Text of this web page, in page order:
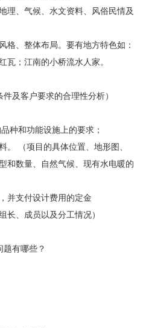
理、气候、水文资料、风俗民情及
、整体布局。要有地方特色如：
瓦；江南的小桥流水人家。
及客户要求的合理性分析）
种和功能设施上的要求；
（项目的具体位置、地形图、
和数量、自然气候、现有水电暖的
并支付设计费用的定金
、成员以及分工情况）
题有哪些？